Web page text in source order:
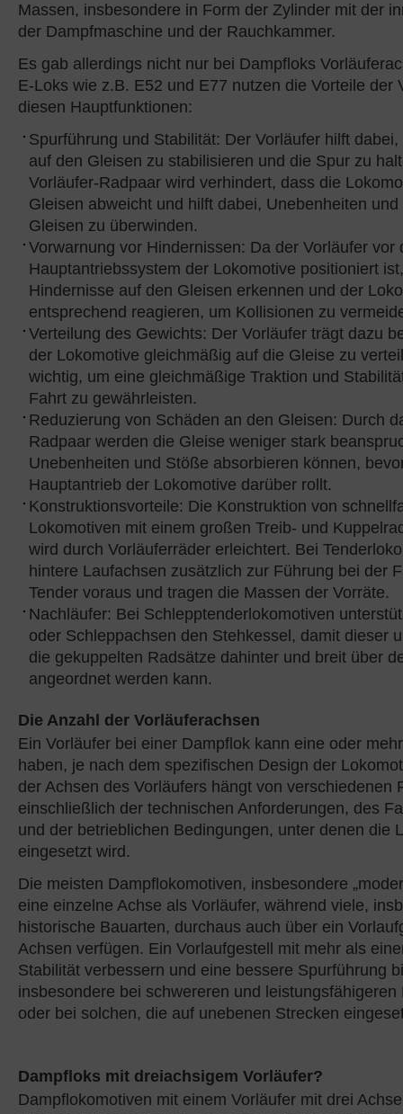
Massen, insbesondere in Form der Zylinder mit der
der Dampfmaschine und der Rauchkammer.
Es gab allerdings nicht nur bei Dampfloks
E-Loks wie z.B. E52 und E77 nutzen die Vorteile der
diesen Hauptfunktionen:
Spurführung und Stabilität: Der Vorläufer hilft
auf den Gleisen zu stabilisieren und die Spur zu
Vorläufer-Radpaar wird verhindert, dass die
Gleisen abweicht und hilft dabei, Unebenheiten
Gleisen zu überwinden.
Vorwarnung vor Hindernissen: Da der Vorläufer vor
Hauptantriebssystem der Lokomotive positioniert
Hindernisse auf den Gleisen erkennen und der
entsprechend reagieren, um Kollisionen zu
Verteilung des Gewichts: Der Vorläufer trägt dazu
der Lokomotive gleichmäßig auf die Gleise zu
wichtig, um eine gleichmäßige Traktion und
Fahrt zu gewährleisten.
Reduzierung von Schäden an den Gleisen: Durch
Radpaar werden die Gleise weniger stark
Unebenheiten und Stöße absorbieren können,
Hauptantrieb der Lokomotive darüber rollt.
Konstruktionsvorteile: Die Konstruktion von
Lokomotiven mit einem großen Treib- und
wird durch Vorläuferräder erleichtert. Bei
hintere Laufachsen zusätzlich zur Führung bei der
Tender voraus und tragen die Massen der Vorräte.
Nachläufer: Bei Schlepptenderlokomotiven
oder Schleppachsen den Stehkessel, damit dieser
die gekuppelten Radsätze dahinter und breit über
angeordnet werden kann.
Die Anzahl der Vorläuferachsen
Ein Vorläufer bei einer Dampflok kann eine oder
haben, je nach dem spezifischen Design der
der Achsen des Vorläufers hängt von verschiedenen
einschließlich der technischen Anforderungen, des
und der betrieblichen Bedingungen, unter denen die
eingesetzt wird.
Die meisten Dampflokomotiven, insbesondere
eine einzelne Achse als Vorläufer, während viele,
historische Bauarten, durchaus auch über ein
Achsen verfügen. Ein Vorlaufgestell mit mehr als
Stabilität verbessern und eine bessere Spurführung
insbesondere bei schwereren und leistungsfähigeren
oder bei solchen, die auf unebenen Strecken
Dampfloks mit dreiachsigem Vorläufer?
Dampflokomotiven mit einem Vorläufer mit drei